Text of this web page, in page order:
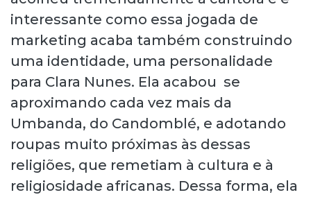
interessante como essa jogada de
marketing acaba também construindo
uma identidade, uma personalidade
para Clara Nunes. Ela acabou se
aproximando cada vez mais da
Umbanda, do Candomblé, e adotando
roupas muito próximas às dessas
religiões, que remetiam à cultura e à
religiosidade africanas. Dessa forma, ela